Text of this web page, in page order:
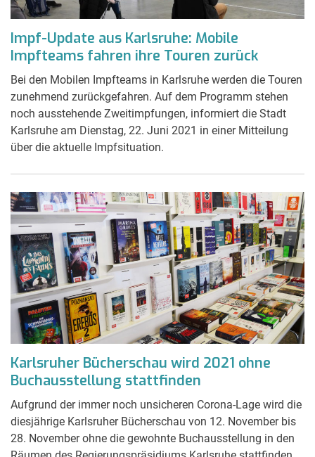
Impf-Update aus Karlsruhe: Mobile
Impfteams fahren ihre Touren zurück
Bei den Mobilen Impfteams in Karlsruhe werden die Touren
zunehmend zurückgefahren. Auf dem Programm stehen
noch ausstehende Zweitimpfungen, informiert die Stadt
Karlsruhe am Dienstag, 22. Juni 2021 in einer Mitteilung
über die aktuelle Impfsituation.
Karlsruher Bücherschau wird 2021 ohne
Buchausstellung stattfinden
Aufgrund der immer noch unsicheren Corona-Lage wird die
diesjährige Karlsruher Bücherschau von 12. November bis
28. November ohne die gewohnte Buchausstellung in den